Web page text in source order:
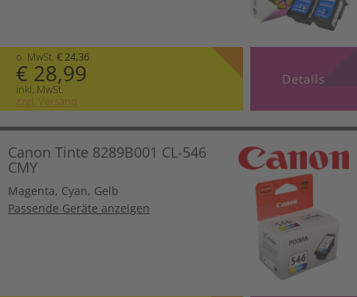
o. MwSt. € 24,36
€ 28,99
inkl. MwSt.
zzgl. Versand
Details
Canon Tinte 8289B001 CL-546
CMY
Magenta, Cyan, Gelb
Passende Geräte anzeigen